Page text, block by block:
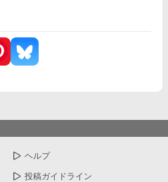
ヘルプ
投稿ガイドライン